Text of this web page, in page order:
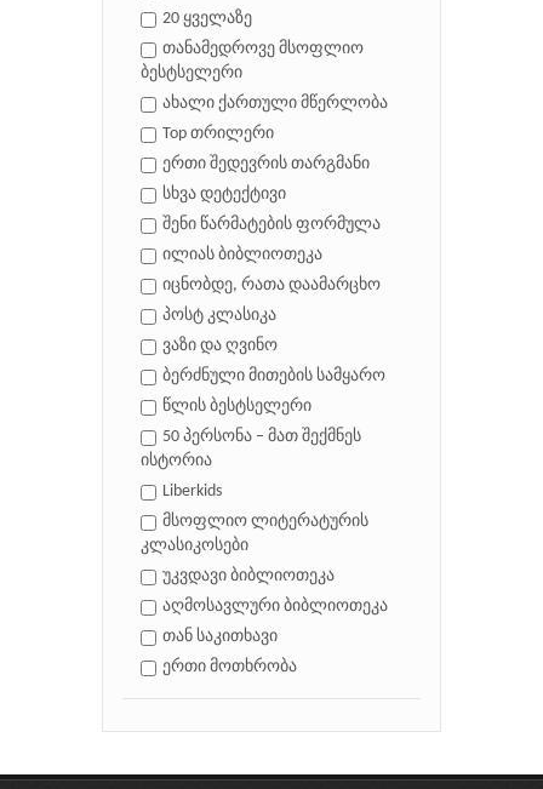
20 ყველაზე
თანამედროვე მსოფლიო
ბესტსელერი
ახალი ქართული მწერლობა
Top თრილერი
ერთი შედევრის თარგმანი
სხვა დეტექტივი
შენი წარმატების ფორმულა
ილიას ბიბლიოთეკა
იცნობდე, რათა დაამარცხო
პოსტ კლასიკა
ვაზი და ღვინო
ბერძნული მითების სამყარო
წლის ბესტსელერი
50 პერსონა – მათ შექმნეს
ისტორია
Liberkids
მსოფლიო ლიტერატურის
კლასიკოსები
უკვდავი ბიბლიოთეკა
აღმოსავლური ბიბლიოთეკა
თან საკითხავი
ერთი მოთხრობა